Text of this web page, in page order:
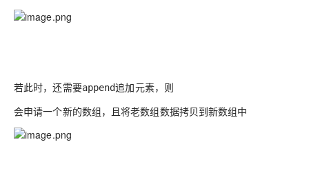
若此时，还需要append追加元素，则
会申请一个新的数组，且将老数组数据拷贝到新数组中